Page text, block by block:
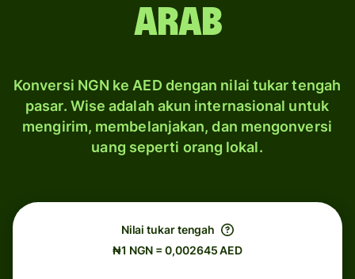
Arab
Konversi NGN ke AED dengan nilai tukar tengah
pasar. Wise adalah akun internasional untuk
mengirim, membelanjakan, dan mengonversi
uang seperti orang lokal.
Nilai tukar tengah
₦1 NGN = 0,002645 AED